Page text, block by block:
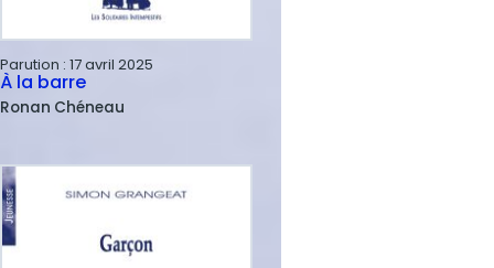
Parution : 17 avril 2025
À la barre
Ronan Chéneau